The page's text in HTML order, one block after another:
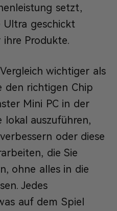
setzt,
geschickt
Produkte.
wichtiger als
den richtigen Chip
Mini PC in der
lokal auszuführen,
oder diese
die Sie
ohne alles in die
Jedes
auf dem Spiel